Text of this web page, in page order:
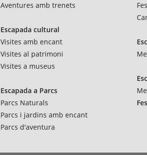
Aventures amb trenets
Escapada cultural
Visites amb encant
Visites al patrimoni
Visites a museus
Escapada a Parcs
Parcs Naturals
Parcs i jardins amb encant
Parcs d'aventura